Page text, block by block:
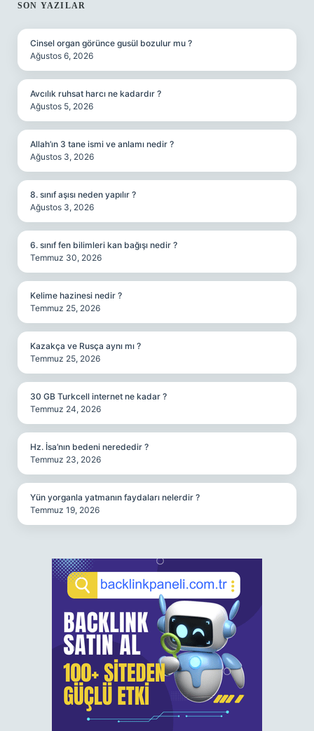
SIDEBAR
SON YAZILAR
Cinsel organ görünce gusül bozulur mu ?
Ağustos 6, 2026
Avcılık ruhsat harcı ne kadardır ?
Ağustos 5, 2026
Allah’ın 3 tane ismi ve anlamı nedir ?
Ağustos 3, 2026
8. sınıf aşısı neden yapılır ?
Ağustos 3, 2026
6. sınıf fen bilimleri kan bağışı nedir ?
Temmuz 30, 2026
Kelime hazinesi nedir ?
Temmuz 25, 2026
Kazakça ve Rusça aynı mı ?
Temmuz 25, 2026
30 GB Turkcell internet ne kadar ?
Temmuz 24, 2026
Hz. İsa’nın bedeni nerededir ?
Temmuz 23, 2026
Yün yorganla yatmanın faydaları nelerdir ?
Temmuz 19, 2026